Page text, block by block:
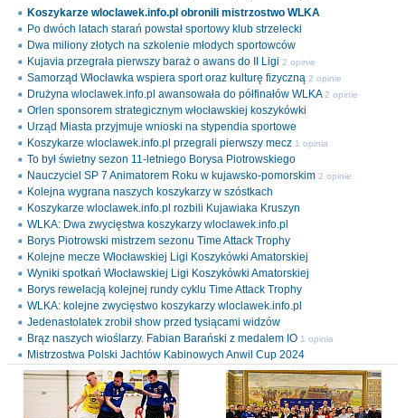
Koszykarze wloclawek.info.pl obronili mistrzostwo WLKA
Po dwóch latach starań powstał sportowy klub strzelecki
Dwa miliony złotych na szkolenie młodych sportowców
Kujavia przegrała pierwszy baraż o awans do II Ligi 2 opinie
Samorząd Włocławka wspiera sport oraz kulturę fizyczną 2 opinie
Drużyna wloclawek.info.pl awansowała do półfinałów WLKA 2 opinie
Orlen sponsorem strategicznym włocławskiej koszykówki
Urząd Miasta przyjmuje wnioski na stypendia sportowe
Koszykarze wloclawek.info.pl przegrali pierwszy mecz 1 opinia
To był świetny sezon 11-letniego Borysa Piotrowskiego
Nauczyciel SP 7 Animatorem Roku w kujawsko-pomorskim 2 opinie
Kolejna wygrana naszych koszykarzy w szóstkach
Koszykarze wloclawek.info.pl rozbili Kujawiaka Kruszyn
WLKA: Dwa zwycięstwa koszykarzy wloclawek.info.pl
Borys Piotrowski mistrzem sezonu Time Attack Trophy
Kolejne mecze Włocławskiej Ligi Koszykówki Amatorskiej
Wyniki spotkań Włocławskiej Ligi Koszykówki Amatorskiej
Borys rewelacją kolejnej rundy cyklu Time Attack Trophy
WLKA: kolejne zwycięstwo koszykarzy wloclawek.info.pl
Jedenastolatek zrobił show przed tysiącami widzów
Brąz naszych wioślarzy. Fabian Barański z medalem IO 1 opinia
Mistrzostwa Polski Jachtów Kabinowych Anwil Cup 2024